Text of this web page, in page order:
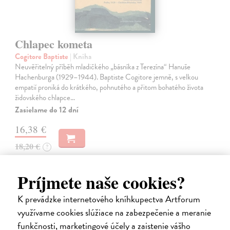
Príjmete naše cookies?
K prevádzke internetového kníhkupectva Artforum
využívame cookies slúžiace na zabezpečenie a meranie
funkčnosti, marketingové účely a zaistenie vášho
Chlapec kometa
Cogitore Baptiste | Kniha
Neuvěřitelný příběh mladičkého „básníka z Terezína“ Hanuše
Hachenburga (1929–1944). Baptiste Cogitore jemně, s velkou
empatií proniká do krátkého, pohnutého a přitom bohatého života
židovského chlapce…
Zasielame do 12 dní
16,38 €
18,20 € ?
na sklade